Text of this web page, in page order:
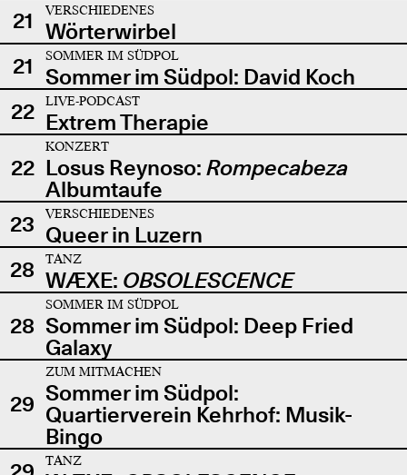
21
VERSCHIEDENES
Wörterwirbel
21
SOMMER IM SÜDPOL
Sommer im Südpol: David Koch
22
LIVE-PODCAST
Extrem Therapie
22
KONZERT
Losus Reynoso: Rompecabeza
Albumtaufe
23
VERSCHIEDENES
Queer in Luzern
28
TANZ
WÆXE: OBSOLESCENCE
28
SOMMER IM SÜDPOL
Sommer im Südpol: Deep Fried
Galaxy
29
ZUM MITMACHEN
Sommer im Südpol:
Quartierverein Kehrhof: Musik-
Bingo
TANZ